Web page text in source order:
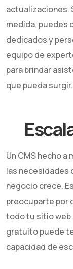
actualizaciones.
medida, puedes
dedicados y
equipo de
para brindar
que pueda surgir.
Un CMS hecho
las necesidades
negocio crece.
preocuparte por
todo tu sitio web
gratuito puede
capacidad de